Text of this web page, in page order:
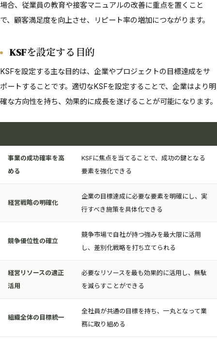
場合、従業員の教育や接客マニュアルの改善に重点を置くこと
で、顧客満足度を向上させ、リピート率の増加につながります。
KSFを設定する目的
KSFを設定する主な目的は、企業やプロジェクトの目標達成をサ
ポートすることです。適切なKSFを設定することで、企業はより明
確な方向性を持ち、効果的に成長を遂げることが可能になります。
事業の成功確率を高
める
KSFに焦点を当てることで、成功の鍵となる
要素を強化できる
経営戦略の明確化
企業の目標達成に必要な要素を明確にし、実
行すべき施策を具体化できる
競争優位性の確立
競争市場で自社が持つ強みを最大限に活用
し、差別化戦略を打ち立てられる
経営リソースの適正
活用
必要なリソースを最も効果的に活用し、無駄
を減らすことができる
組織全体の目標統一
全社員が共通の目標を持ち、一丸となって業
務に取り組める